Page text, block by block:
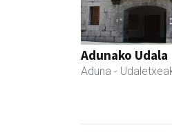
Adunako Udala
Aduna -